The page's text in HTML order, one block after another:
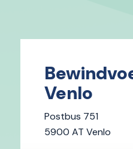
Venlo
Postbus 751
5900 AT Venlo